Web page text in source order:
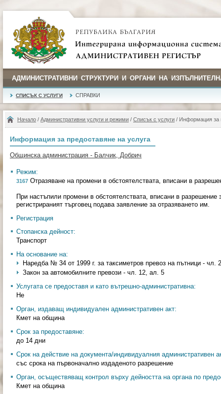
АДМИНИСТРАТИВНИ СТРУКТУРИ И ОРГАНИ НА
СПИСЪК С УСЛУГИ СПРАВКИ
Начало / Административни услуги и режими / Списък с услуги / Информация за
Информация за предоставяне на услуга
Общинска администрация - Балчик, Добрич
Режим:
3167 Отразяване на промени в обстоятелствата, вписани в
При настъпили промени в обстоятелствата, вписани в разрешение
регистрираният търговец подава заявление за отразяването им.
Регистрация
Стопанска дейност:
Транспорт
На основание на:
Наредба № 34 от 1999 г. за таксиметров превоз на пътници - чл.
Закон за автомобилните превози - чл. 12, ал. 5
Услугата се предоставя и като вътрешно-административна:
Не
Орган, издаващ индивидуален административен акт:
Кмет на община
Срок за предоставяне:
до 14 дни
Срок на действие на документа/индивидуалния административен
със срока на първоначално издаденото разрешение
Орган, осъществяващ контрол върху дейността на органа по
Кмет на община